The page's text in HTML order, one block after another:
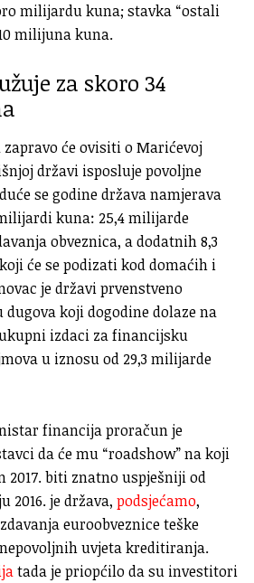
milijardu kuna; stavka “ostali
milijuna kuna.
za skoro 34
će ovisiti o Marićevoj
državi isposluje povoljne
se godine država namjerava
kuna: 25,4 milijarde
obveznica, a dodatnih 8,3
će se podizati kod domaćih i
je državi prvenstveno
koji dogodine dolaze na
izdaci za financijsku
u iznosu od 29,3 milijarde
financija proračun je
da će mu “roadshow” na koji
2017. biti znatno uspješniji od
2016. je država, podsjećamo,
euroobveznice teške
uvjeta kreditiranja.
tada je priopćilo da su investitori